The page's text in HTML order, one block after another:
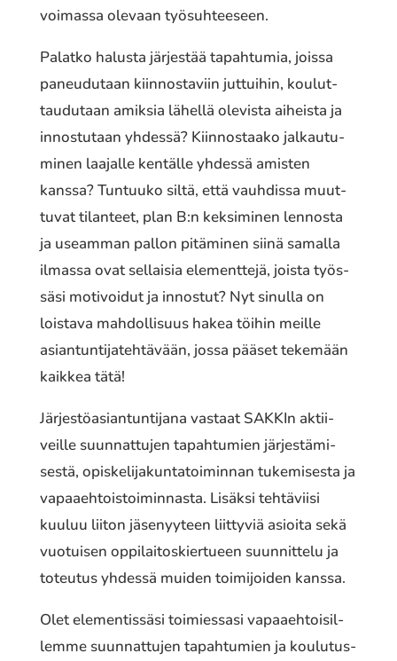
voimas­sa olevaan työsuh­tee­seen.
Palatko halusta järjes­tää tapah­tu­mia, joissa
paneu­du­taan kiin­nos­ta­viin juttui­hin, koulut­
tau­du­taan amiksia lähellä olevis­ta aiheis­ta ja
innos­tu­taan yhdessä? Kiinnostaako jalkau­tu­
mi­nen laajal­le kentäl­le yhdessä amisten
kanssa? Tuntuuko siltä, että vauh­dis­sa muut­
tu­vat tilan­teet, plan B:n keksi­mi­nen lennos­ta
ja useam­man pallon pitä­mi­nen siinä samalla
ilmassa ovat sellai­sia element­te­jä, joista työs­
sä­si moti­voi­dut ja innos­tut? Nyt sinulla on
lois­ta­va mahdol­li­suus hakea töihin meille
asian­tun­ti­ja­teh­tä­vään, jossa pääset teke­mään
kaikkea tätä!
Järjestöasiantuntijana vastaat SAKKIn aktii­
veil­le suun­nat­tu­jen tapah­tu­mien järjes­tä­mi­
ses­tä, opis­ke­li­ja­kun­ta­toi­min­nan tuke­mi­ses­ta ja
vapaa­eh­tois­toi­min­nas­ta. Lisäksi tehtä­vii­si
kuuluu liiton jäse­nyy­teen liit­ty­viä asioita sekä
vuotui­sen oppi­lai­tos­kier­tu­een suun­nit­te­lu ja
toteu­tus yhdessä muiden toimi­joi­den kanssa.
Olet elemen­tis­sä­si toimies­sa­si vapaa­eh­toi­sil­
lem­me suun­nat­tu­jen tapah­tu­mien ja koulu­tus­